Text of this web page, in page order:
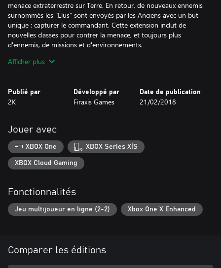
menace extraterrestre sur Terre. En retour, de nouveaux ennemis
surnommés les "Élus" sont envoyés par les Anciens avec un but
unique : capturer le commandant. Cette extension inclut de
nouvelles classes pour contrer la menace, et toujours plus
d'ennemis, de missions et d'environnements.
Si vous possédez l'édition Digital Deluxe d'XCOM 2 ou le pack
Afficher plus
Publié par
2K
Développé par
Firaxis Games
Date de publication
21/02/2018
Jouer avec
XBOX One XBOX Series X|S
XBOX Cloud Gaming
Fonctionnalités
Jeu multijoueur en ligne (2-2) Xbox One X Enhanced
Comparer les éditions